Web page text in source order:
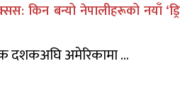
किन बन्यो नेपालीहरूको नयाँ
दशकअघि अमेरिकामा ...